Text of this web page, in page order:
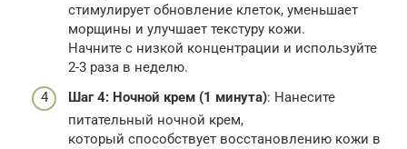
стимулирует обновление клеток, уменьшает
морщины и улучшает текстуру кожи.
Начните с низкой концентрации и используйте
2-3 раза в неделю.
Шаг 4: Ночной крем (1 минута): Нанесите
питательный ночной крем,
который способствует восстановлению кожи в